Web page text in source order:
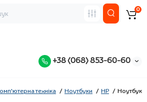
+38 (068) 853-60-60
0
техніка Ноутбуки HP Ноутбук